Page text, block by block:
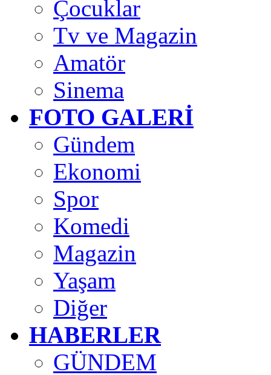
Çocuklar
Tv ve Magazin
Amatör
Sinema
FOTO GALERİ
Gündem
Ekonomi
Spor
Komedi
Magazin
Yaşam
Diğer
HABERLER
GÜNDEM